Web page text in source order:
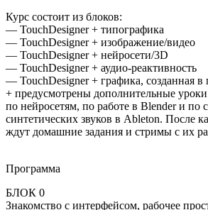
Курс состоит из блоков:
— TouchDesigner + типографика
— TouchDesigner + изображение/видео
— TouchDesigner + нейросети/3D
— TouchDesigner + аудио-реактивность
— TouchDesigner + графика, созданная в
+ предусмотрены дополнительные
по нейросетям, по работе в Blender и по
синтетических звуков в Ableton. После
ждут домашние задания и стримы с их
Программа
БЛОК 0
Знакомство с интерфейсом, рабочее